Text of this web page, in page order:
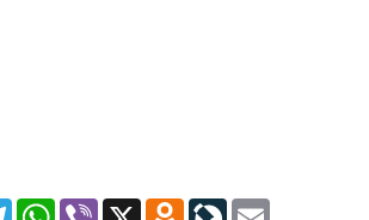
TelegramWhatsApp
Viber X Odnoklassniki
LiveJournal
Email